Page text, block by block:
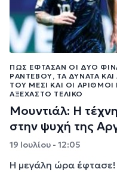
ΠΏΣ ΈΦΤΑΣΑΝ ΟΙ ΔΎΟ
ΡΑΝΤΕΒΟΎ, ΤΑ ΔΥΝΑΤΆ
ΤΟΥ ΜΈΣΙ ΚΑΙ ΟΙ
ΑΞΈΧΑΣΤΟ ΤΕΛΙΚΌ
Μουντιάλ: Η
στην ψυχή της
19 Ιουλίου - 12:05
Η μεγάλη ώρα έφτασε!